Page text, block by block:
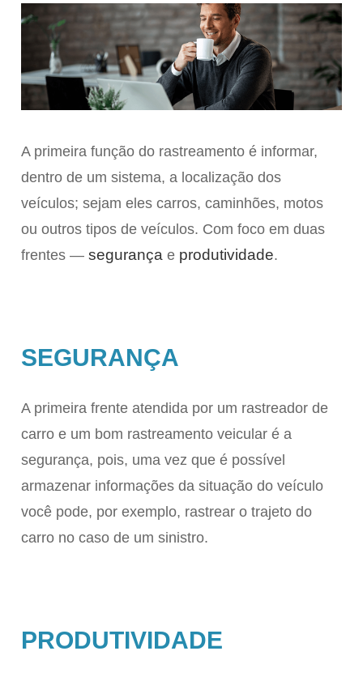
A primeira função do rastreamento é informar,
dentro de um sistema, a localização dos
veículos; sejam eles carros, caminhões, motos
ou outros tipos de veículos. Com foco em duas
frentes — segurança e produtividade.
SEGURANÇA
A primeira frente atendida por um rastreador de
carro e um bom rastreamento veicular é a
segurança, pois, uma vez que é possível
armazenar informações da situação do veículo
você pode, por exemplo, rastrear o trajeto do
carro no caso de um sinistro.
PRODUTIVIDADE